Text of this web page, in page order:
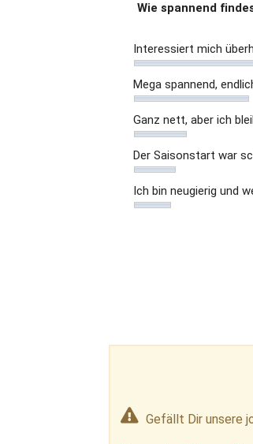
Wie spannend
Interessiert mich
Mega spannend,
Ganz nett, aber ich
Der Saisonstart war
Ich bin neugierig und
Gefällt Dir unsere